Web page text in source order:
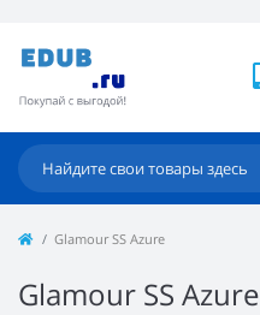
Glamour SS Azure
Glamour SS Azure